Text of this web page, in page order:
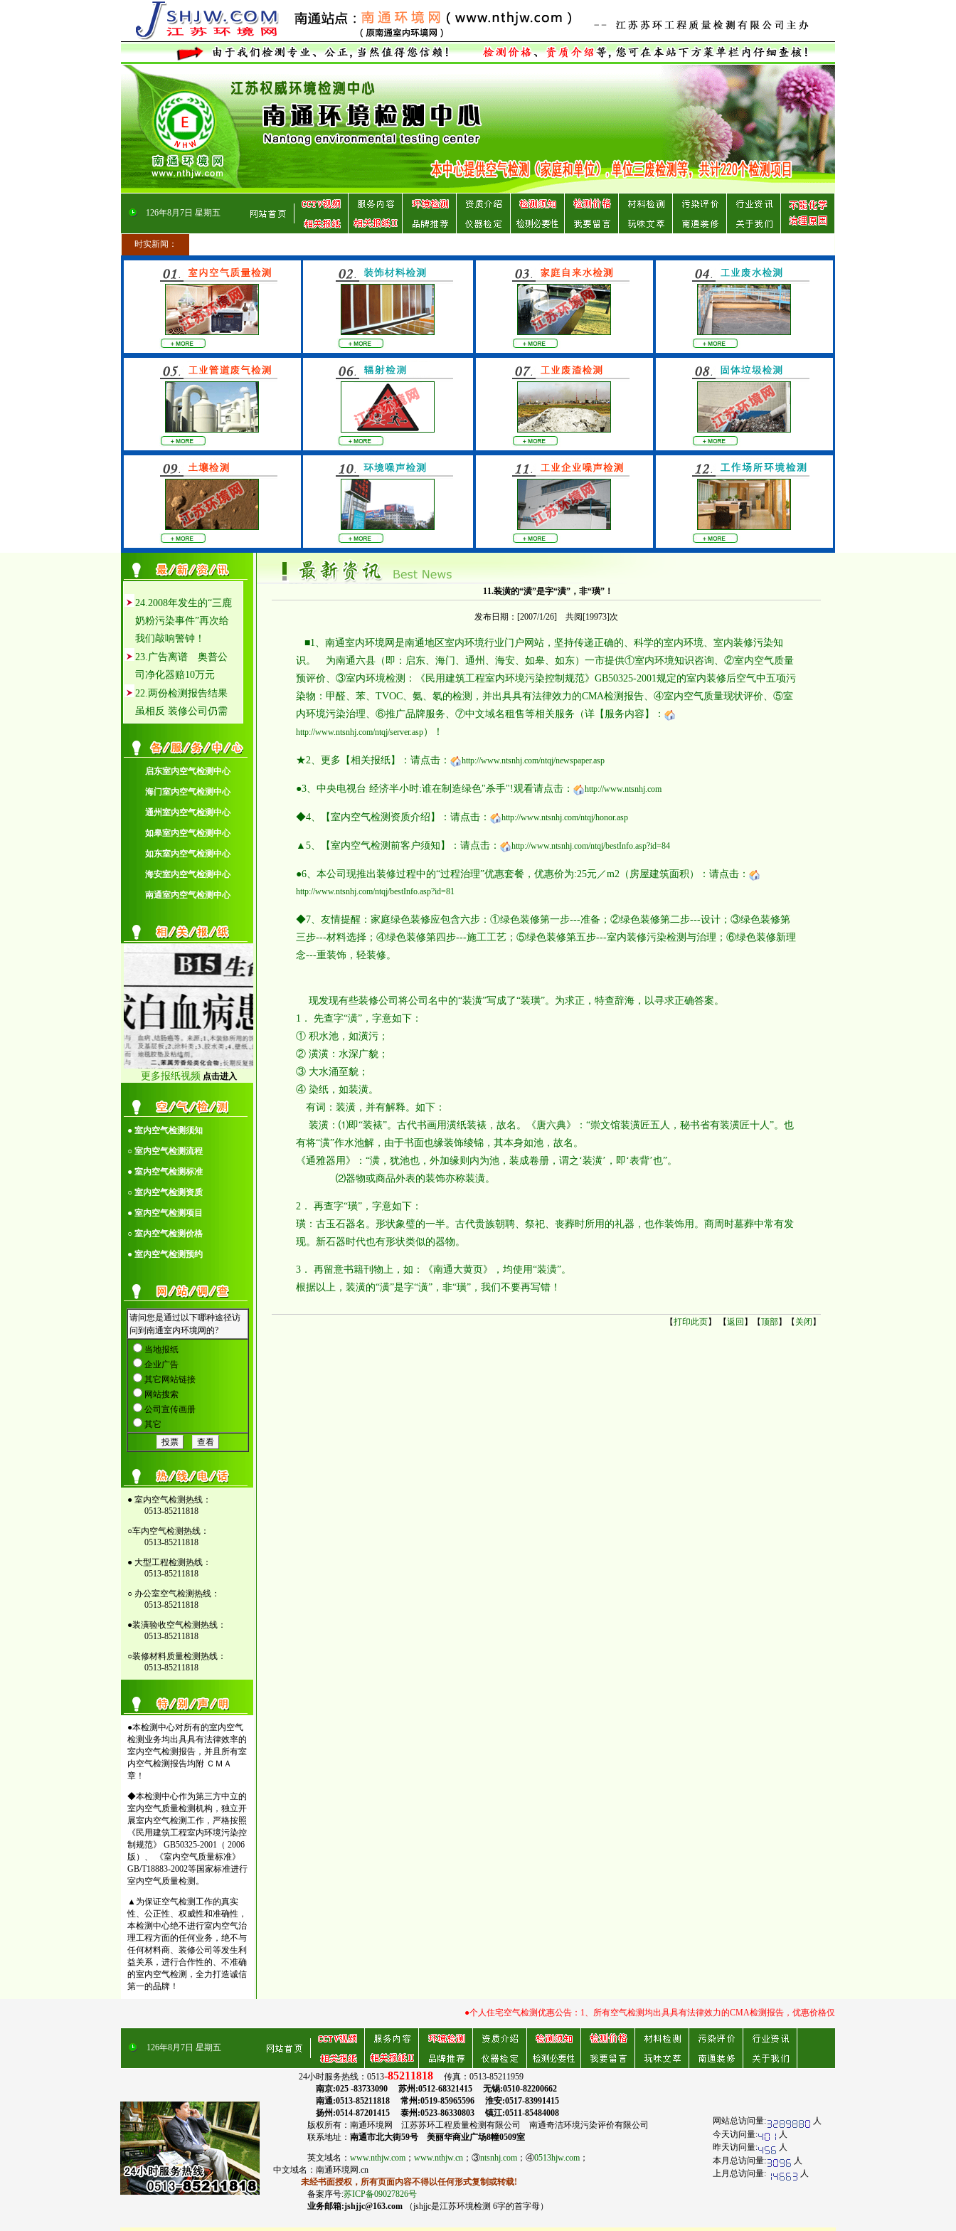
126年8月 7日 星期五
时实新闻：
奶粉污染事件”再次给
我们敲响警钟！
23.广告离谱 奥普公
司净化器赔10万元
22.两份检测报告结果
虽相反 装修公司仍需
赔偿
月实施 厂家避讳成本
20.家具污染触目惊心
政协委员提案修订相关
标准
19.TVOC认知度低环保
18.对2户以上的住户检
测优惠
16.防癌饮食的十大铁
律!
15.本网站品牌推荐栏
内免费刊登广告!
14.无锡水荒，太湖水
臭!
●12.室内空气检测前客
户须知：
11.装潢的“潢”是
字“潢”，非“璜”！
10.出售55个中文域
名！
9.本网站有11个中文域
名：南通室内环境
网.cn等!
启东室内空气检测中心
海门室内空气检测中心
通州室内空气检测中心
如皋室内空气检测中心
如东室内空气检测中心
海安室内空气检测中心
南通室内空气检测中心
更多报纸视频 点击进入
● 室内空气检测须知
○ 室内空气检测流程
● 室内空气检测标准
○ 室内空气检测资质
● 室内空气检测项目
○ 室内空气检测价格
● 室内空气检测预约
● 室内空气检测热线：
0513-85211818
○车内空气检测热线：
0513-85211818
● 大型工程检测热线：
0513-85211818
○ 办公室空气检测热线：
0513-85211818
●装潢验收空气检测热线：
0513-85211818
○装修材料质量检测热线：
0513-85211818
●本检测中心对所有的室内空气
检测业务均出具具有法律效率的
室内空气检测报告，并且所有室
内空气检测报告均附 ＣＭＡ
章！
◆本检测中心作为第三方中立的
室内空气质量检测机构，独立开
展室内空气检测工作，严格按照
《民用建筑工程室内环境污染控
制规范》 GB50325-2001（ 2006
版）、 《室内空气质量标准》
GB/T18883-2002等国家标准进行
室内空气质量检测。
▲为保证空气检测工作的真实
性、公正性、权威性和准确性，
本检测中心绝不进行室内空气治
理工程方面的任何业务，绝不与
任何材料商、装修公司等发生利
益关系，进行合作性的、不准确
的室内空气检测，全力打造诚信
第一的品牌！
11.装潢的“潢”是字“潢”，非“璜”！
发布日期：[2007/1/26] 共阅[19973]次
■1、南通室内环境网是南通地区室内环境行业门户网站，坚持传递正确的、科学的室内环境、室内装修污染知
识。 为南通六县（即：启东、海门、通州、海安、如皋、如东）一市提供①室内环境知识咨询、②室内空气质量
预评价、③室内环境检测：《民用建筑工程室内环境污染控制规范》GB50325-2001规定的室内装修后空气中五项污
染物：甲醛、苯、TVOC、氨、氡的检测，并出具具有法律效力的CMA检测报告、④室内空气质量现状评价、⑤室
内环境污染治理、⑥推广品牌服务、⑦中文域名租售等相关服务（详【服务内容】：
http://www.ntsnhj.com/ntqj/server.asp）！
★2、更多【相关报纸】：请点击： http://www.ntsnhj.com/ntqj/newspaper.asp
●3、中央电视台 经济半小时:谁在制造绿色"杀手"!观看请点击： http://www.ntsnhj.com
◆4、【室内空气检测资质介绍】：请点击： http://www.ntsnhj.com/ntqj/honor.asp
▲5、【室内空气检测前客户须知】：请点击： http://www.ntsnhj.com/ntqj/bestInfo.asp?id=84
●6、本公司现推出装修过程中的“过程治理”优惠套餐，优惠价为:25元／m2（房屋建筑面积）：请点击：
http://www.ntsnhj.com/ntqj/bestInfo.asp?id=81
◆7、友情提醒：家庭绿色装修应包含六步：①绿色装修第一步---准备；②绿色装修第二步---设计；③绿色装修第
三步---材料选择；④绿色装修第四步---施工工艺；⑤绿色装修第五步---室内装修污染检测与治理；⑥绿色装修新理
念---重装饰，轻装修。
现发现有些装修公司将公司名中的“装潢”写成了“装璜”。为求正，特查辞海，以寻求正确答案。
1． 先查字“潢”，字意如下：
① 积水池，如潢污；
② 潢潢：水深广貌；
③ 大水涌至貌；
④ 染纸，如装潢。
有词：装潢，并有解释。如下：
装潢：⑴即“装裱”。古代书画用潢纸装裱，故名。《唐六典》：“崇文馆装潢匠五人，秘书省有装潢匠十人”。也
有将“潢”作水池解，由于书面也缘装饰绫锦，其本身如池，故名。
《通雅器用》：“潢，犹池也，外加缘则内为池，装成卷册，谓之‘装潢’，即‘表背’也”。
⑵器物或商品外表的装饰亦称装潢。
2． 再查字“璜”，字意如下：
璜：古玉石器名。形状象璧的一半。古代贵族朝聘、祭祀、丧葬时所用的礼器，也作装饰用。商周时墓葬中常有发
现。新石器时代也有形状类似的器物。
3． 再留意书籍刊物上，如：《南通大黄页》，均使用“装潢”。
根据以上，装潢的“潢”是字“潢”，非“璜”，我们不要再写错！
【打印此页】 【返回 】【顶部】【 关闭 】
●个人住宅空气检测优惠公告：1、所有空气检测均出具具有法律效力的CMA检测报告，优惠价格仅针对每个采样点检测六项：甲醛、苯
126年8月 7日 星期五
网站总访问量:
人
今天访问量:
人
昨天访问量:
人
本月总访问量:
人
上月总访问量:
人
24小时服务热线：0513-85211818 传真：0513-85211959
南京:025 -83733090 苏州:0512-68321415 无锡:0510-82200662
南通:0513-85211818 常州:0519-85965596 淮安:0517-83991415
扬州:0514-87201415 泰州:0523-86330803 镇江:0511-85484008
版权所有：南通环境网 江苏苏环工程质量检测有限公司 南通奇洁环境污染评价有限公司
联系地址： 南通市北大街59号 美丽华商业广场8幢0509室
英文域名： www.nthjw.com ； www.nthjw.cn ；③ntsnhj.com ；④0513hjw.com ；
中文域名：南通环境网.cn
未经书面授权，所有页面内容不得以任何形式复制或转载!
备案序号:苏ICP备09027826号
业务邮箱:jshjjc@163.com （jshjjc是江苏环境检测 6字的首字母）